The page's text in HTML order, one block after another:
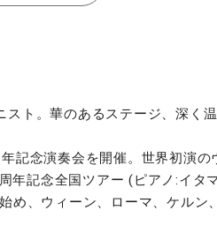
ト。華のあるステージ、深く
記念演奏会を開催。世界初演
年記念全国ツアー (ピアノ:イタ
、ウィーン、ローマ、ケルン